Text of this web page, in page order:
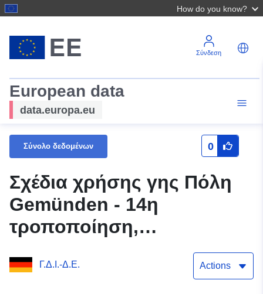
How do you know?
Σύνδεση
European data
data.europa.eu
Σύνολο δεδομένων 0
Σχέδια χρήσης γης Πόλη
Gemünden - 14η
τροποποίηση,
υποπεριοχή Kernstadt
Gemünden (2)
Γ.Δ.Ι.-Δ.Ε. Actions